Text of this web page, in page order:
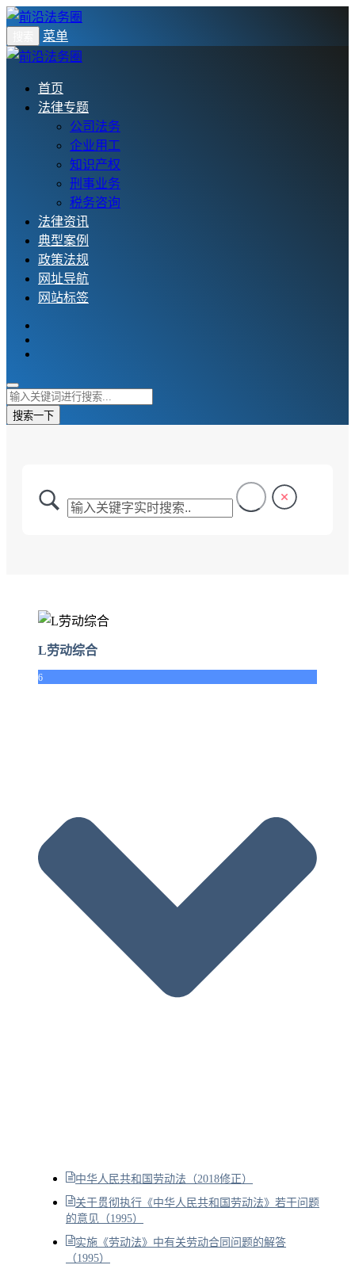
菜单
首页
法律专题
公司法务
企业用工
知识产权
刑事业务
税务咨询
法律资讯
典型案例
政策法规
网址导航
网站标签
搜索一下
L劳动综合
6
中华人民共和国劳动法（2018修正）
关于贯彻执行《中华人民共和国劳动法》若干问题
的意见（1995）
实施《劳动法》中有关劳动合同问题的解答
（1995）